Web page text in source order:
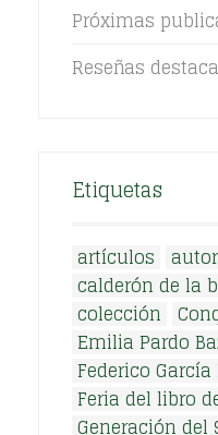
Próximas
Reseñas
Etiquetas
artículos
calderón de la
colección
Emilia Pardo
Federico García
Feria del libro
Generación del